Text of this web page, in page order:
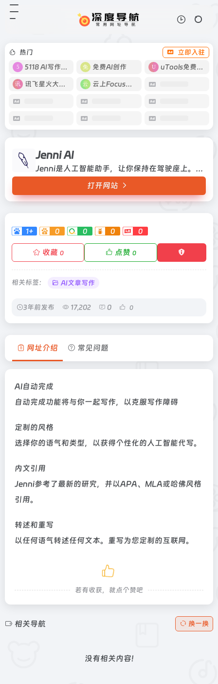
热门
立即入驻
5118 AI写作工具
免费AI创作 uTools免费工具箱
讯飞星火大模型 云上Focus接码
Jenni AI
Jenni是人工智能助手，让你保持在驾驶座上。Jenni在你写作时与你一起工作，一旦你与Jenni一起写作，你就再也不能回头了。
打开网站
1+ 0 0 0 0
收藏 0 点赞 0
相关标签： AI文章写作
3年前发布 17,202 0 0
驾驶座上。Jenni在你写作时与你一
起工作，一旦你与Jenni一起写作，
网址介绍 常见问题
AI自动完成
自动完成功能将与你一起写作，以克服写作障碍
定制的风格
选择你的语气和类型，以获得个性化的人工智能代写。
内文引用
Jenni参考了最新的研究，并以APA、MLA或哈佛风格
引用。
转述和重写
以任何语气转述任何文本。重写为您定制的互联网。
若有收获，就点个赞吧
相关导航 换一换
没有相关内容!